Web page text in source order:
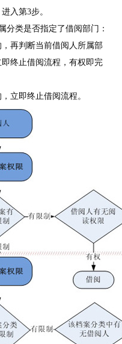
进入第3步。
分类是否指定了借阅部门：
再判断当前借阅人所属部
终止借阅流程，有权即完
立即终止借阅流程。